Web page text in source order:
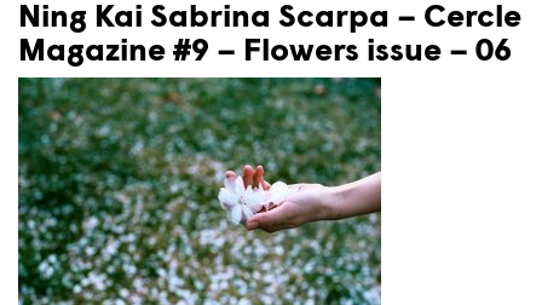
Ning Kai Sabrina Scarpa – Cercle
Magazine #9 – Flowers issue – 06